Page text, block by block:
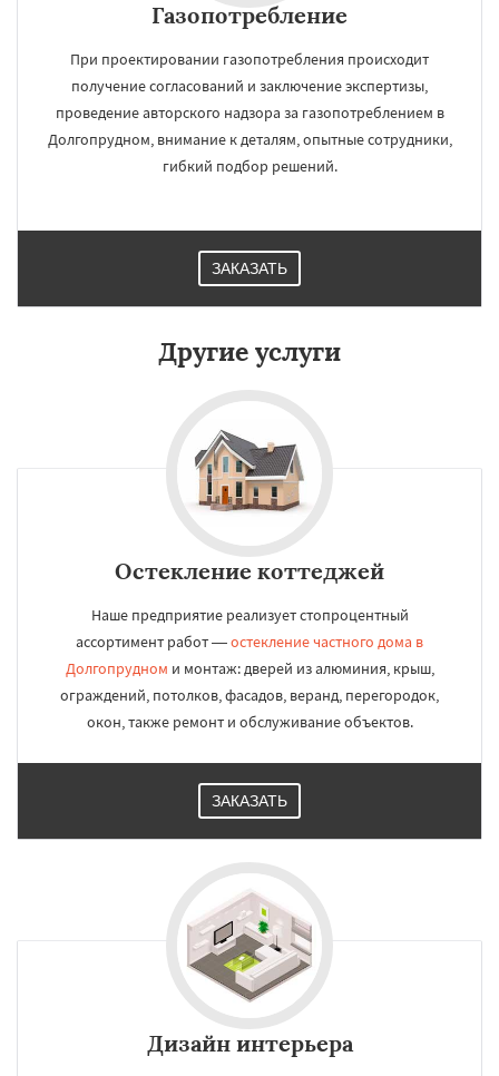
Газопотребление
При проектировании газопотребления происходит
получение согласований и заключение экспертизы,
проведение авторского надзора за газопотреблением в
Долгопрудном, внимание к деталям, опытные сотрудники,
гибкий подбор решений.
ЗАКАЗАТЬ
Другие услуги
Остекление коттеджей
Наше предприятие реализует стопроцентный
ассортимент работ —остекление частного дома в
Долгопрудном и монтаж: дверей из алюминия, крыш,
ограждений, потолков, фасадов, веранд, перегородок,
окон, также ремонт и обслуживание объектов.
ЗАКАЗАТЬ
Дизайн интерьера